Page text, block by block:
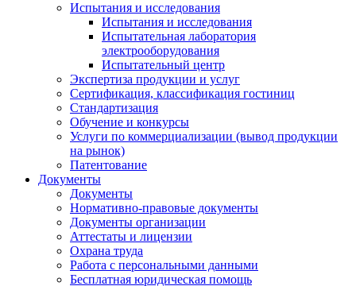
Испытания и исследования
Испытания и исследования
Испытательная лаборатория
электрооборудования
Испытательный центр
Экспертиза продукции и услуг
Сертификация, классификация гостиниц
Стандартизация
Обучение и конкурсы
Услуги по коммерциализации (вывод продукции
на рынок)
Патентование
Документы
Документы
Нормативно-правовые документы
Документы организации
Аттестаты и лицензии
Охрана труда
Работа с персональными данными
Бесплатная юридическая помощь